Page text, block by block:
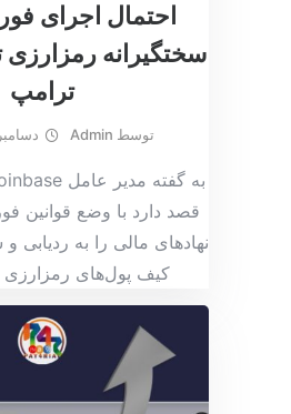
احتمال اجرای
سختگیرانه
ترامپ
توسط Admin دسامبر 1, 2020
قصد دارد با وضع قوانین
نهادهای مالی را به ردیابی
کیف پول‌های رمزارزی